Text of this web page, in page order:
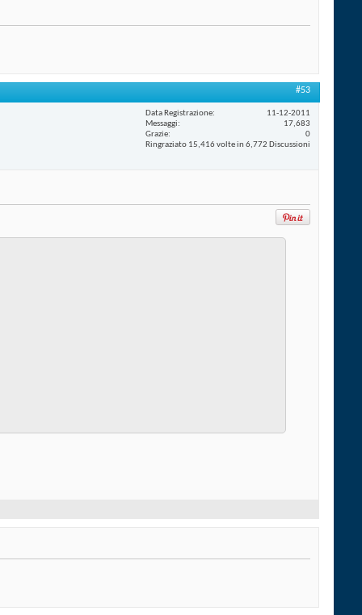
#53
Data Registrazione
11-12-2011
Messaggi
17,683
Grazie
0
Ringraziato 15,416 volte in 6,772 Discussioni